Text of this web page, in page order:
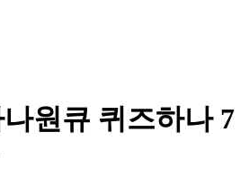
원큐 퀴즈하나 7